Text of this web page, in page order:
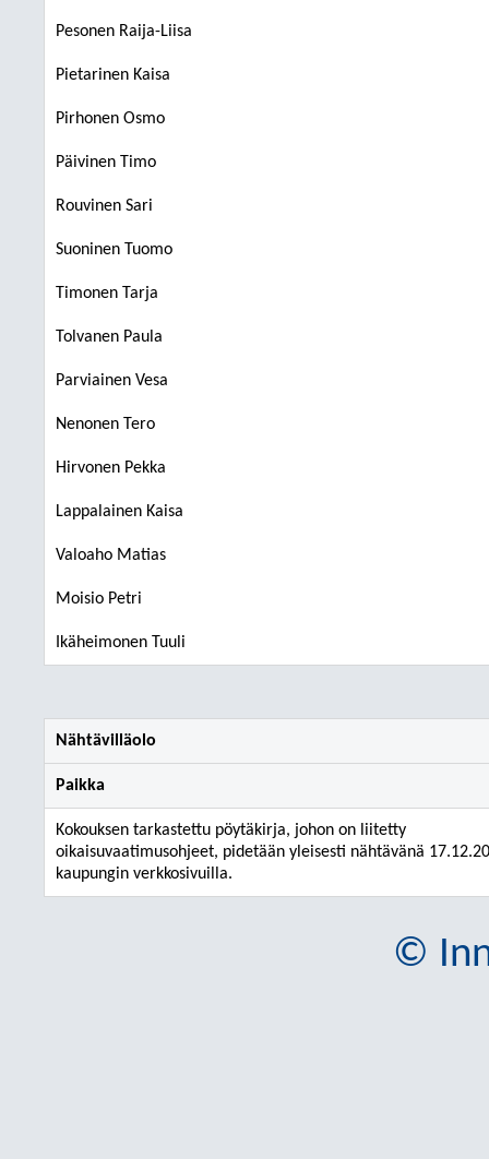
Pesonen Raija-Liisa
Pietarinen Kaisa
Pirhonen Osmo
Päivinen Timo
Rouvinen Sari
Suoninen Tuomo
Timonen Tarja
Tolvanen Paula
Parviainen Vesa
Nenonen Tero
Hirvonen Pekka
Lappalainen Kaisa
Valoaho Matias
Moisio Petri
Ikäheimonen Tuuli
Nähtävilläolo
Paikka
Kokouksen tarkastettu pöytäkirja, johon on liitetty
oikaisuvaatimusohjeet, pidetään yleisesti nähtävänä
kaupungin verkkosivuilla.
©